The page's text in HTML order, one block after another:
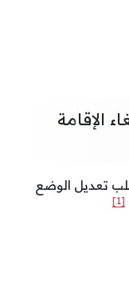
الإقامة
تعديل الوضع
[1]